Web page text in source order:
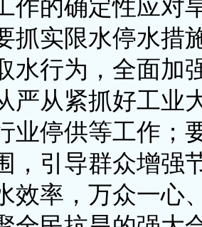
作的确定性应对
抓实限水停水措
水行为，全面加
严从紧抓好工业
业停供等工作；
，引导群众增强
效率，万众一心